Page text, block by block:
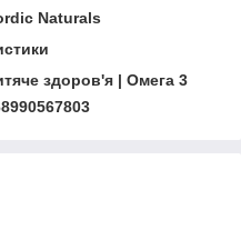
Naturals
здоров'я | Омега 3